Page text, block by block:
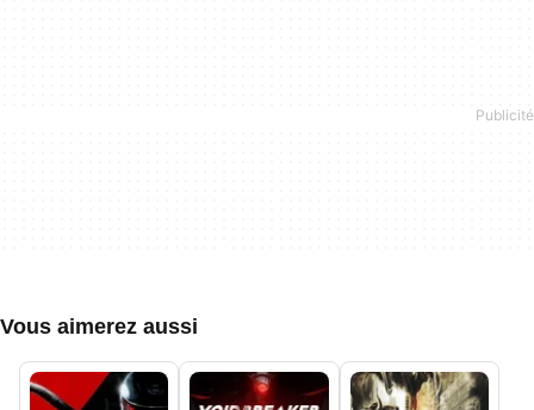
Vous aimerez aussi